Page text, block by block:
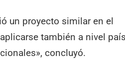
un proyecto similar en el
también a nivel
concluyó.